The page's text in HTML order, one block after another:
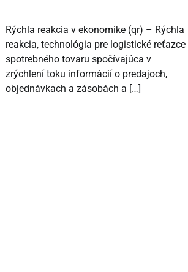
Rýchla reakcia v ekonomike (qr) – Rýchla
reakcia, technológia pre logistické reťazce
spotrebného tovaru spočívajúca v
zrýchlení toku informácií o predajoch,
objednávkach a zásobách a […]